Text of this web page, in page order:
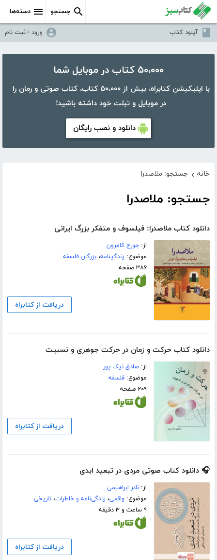
دسته‌ها جستجو
آپلود کتاب ورود / ثبت نام
۵۰،۰۰۰ کتاب در موبایل شما
با اپلیکیشن کتابراه، بیش از ۵۰،۰۰۰ کتاب، کتاب صوتی و رمان را
در موبایل و تبلت خود داشته باشید!
دانلود و نصب رایگان
خانه › جستجو: ملاصدرا
جستجو: ملاصدرا
دانلود کتاب ملاصدرا: فیلسوف و متفکر بزرگ ایرانی
از:جورج کامرون
موضوع:زندگینامه،بزرگان فلسفه
۳۸۶ صفحه
دریافت از کتابراه
دانلود کتاب حرکت و زمان در حرکت جوهری و نسبیت
از:صادق نیک پور
موضوع:فلسفه
۲۰۹ صفحه
دریافت از کتابراه
🎧 دانلود کتاب صوتی مردی در تبعید ابدی
از:نادر ابراهیمی
موضوع: واقعی،زندگی‌نامه و خاطرات،تاریخی
۹ ساعت و ۳ دقیقه
دریافت از کتابراه